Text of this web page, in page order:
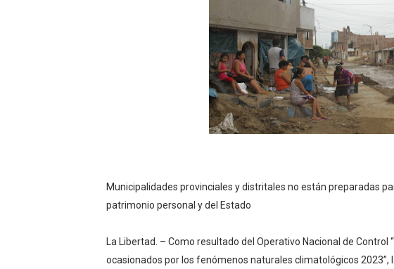
OSIPTEL: nueve de cada 10 atenciones
GEANMARCO QUEZADA PRESTÓ
14 COLEGIOS DE TRUJILLO Y VIRÚ
¿Viajas por Fiestas Patrias? Así
JAMES PÉREZ ASEGURA QUE EN SUS
MÁS DE 12 MIL USUARIOS QUEDARON
OSIPTEL: Ahora dar de baja tu servicio
¿Viajas por fiestas patrias? OSIPTEL
REGULARIZA TUS DEUDAS POR VIDEO
Municipalidades provinciales y distritales no están preparadas
patrimonio personal y del Estado
La Libertad. – Como resultado del Operativo Nacional de Control
ocasionados por los fenómenos naturales climatológicos 2023”,